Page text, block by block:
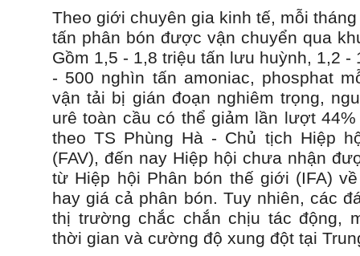
Theo giới chuyên gia kinh tế, mỗi
tấn phân bón được vận chuyển qua
Gồm 1,5 - 1,8 triệu tấn lưu huỳnh, 1,2 -
- 500 nghìn tấn amoniac, phosphat
vận tải bị gián đoạn nghiêm trọng,
urê toàn cầu có thể giảm lần lượt
theo TS Phùng Hà - Chủ tịch Hiệp
(FAV), đến nay Hiệp hội chưa nhận
từ Hiệp hội Phân bón thế giới (IFA)
hay giá cả phân bón. Tuy nhiên, các
thị trường chắc chắn chịu tác động,
thời gian và cường độ xung đột tại